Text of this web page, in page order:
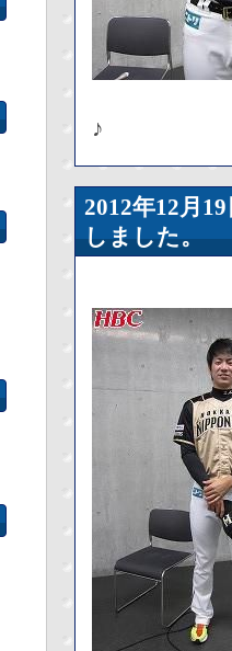
♪
2012年12
しました。